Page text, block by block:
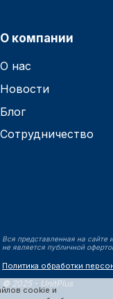
О компании
О нас
Новости
Блог
Сотрудничество
Вся представленная на сайте
не является публичной
Политика обработки
© 2025 - UnitPlus
cookie и